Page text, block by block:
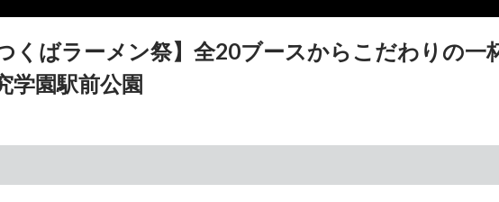
くばラーメン祭】全20ブースからこだわりの一
学園駅前公園